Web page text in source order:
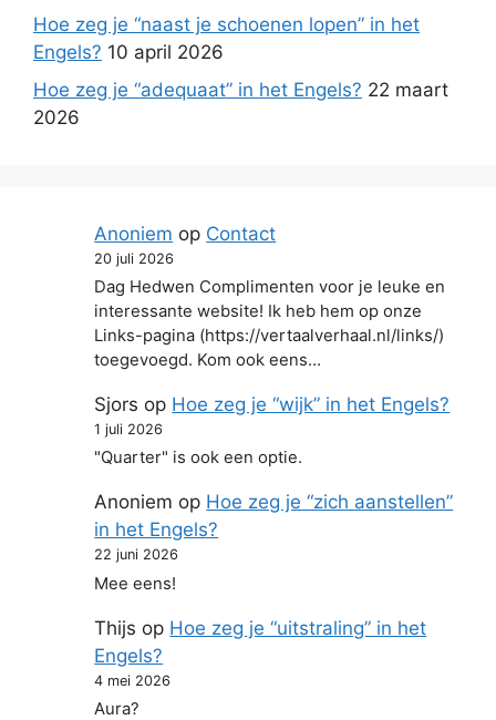
Hoe zeg je “naast je schoenen lopen” in het
Engels? 10 april 2026
Hoe zeg je “adequaat” in het Engels? 22 maart
2026
Anoniem op Contact
20 juli 2026
Dag Hedwen Complimenten voor je leuke en
interessante website! Ik heb hem op onze
Links-pagina (https://vertaalverhaal.nl/links/)
toegevoegd. Kom ook eens…
Sjors op Hoe zeg je “wijk” in het Engels?
1 juli 2026
"Quarter" is ook een optie.
Anoniem op Hoe zeg je “zich aanstellen”
in het Engels?
22 juni 2026
Mee eens!
Thijs op Hoe zeg je “uitstraling” in het
Engels?
4 mei 2026
Aura?